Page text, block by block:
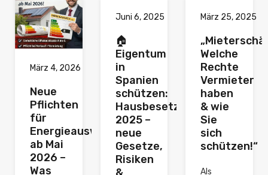
März 4, 2026
Neue
Pflichten
für
Energieausweise
ab Mai
2026 –
Was
Juni 6, 2025
🏠
Eigentum
in
Spanien
schützen:
Hausbesetzungen
2025 –
neue
Gesetze,
Risiken
&
März 25, 2025
Welche
Rechte
Vermieter
haben
& wie
Sie
sich
schützen!“
Als